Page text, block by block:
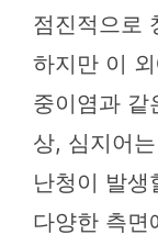
점진적으로
하지만 이
중이염과 같
상, 심지어
난청이 발생
다양한 측면